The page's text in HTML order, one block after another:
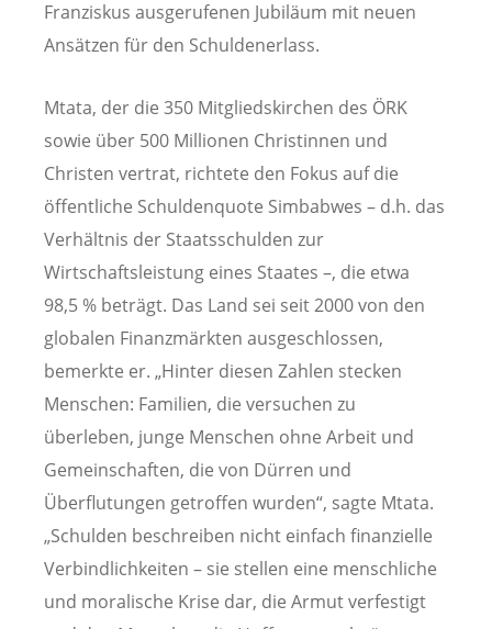
Franziskus ausgerufenen Jubiläum mit neuen
Ansätzen für den Schuldenerlass.
Mtata, der die 350 Mitgliedskirchen des ÖRK
sowie über 500 Millionen Christinnen und
Christen vertrat, richtete den Fokus auf die
öffentliche Schuldenquote Simbabwes – d.h. das
Verhältnis der Staatsschulden zur
Wirtschaftsleistung eines Staates –, die etwa
98,5 % beträgt. Das Land sei seit 2000 von den
globalen Finanzmärkten ausgeschlossen,
bemerkte er. „Hinter diesen Zahlen stecken
Menschen: Familien, die versuchen zu
überleben, junge Menschen ohne Arbeit und
Gemeinschaften, die von Dürren und
Überflutungen getroffen wurden“, sagte Mtata.
„Schulden beschreiben nicht einfach finanzielle
Verbindlichkeiten – sie stellen eine menschliche
und moralische Krise dar, die Armut verfestigt